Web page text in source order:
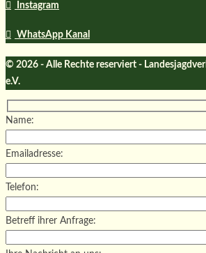
Instagram
WhatsApp Kanal
© 2026 - Alle Rechte reserviert -
e.V.
Name:
Emailadresse:
Telefon:
Betreff ihrer Anfrage: